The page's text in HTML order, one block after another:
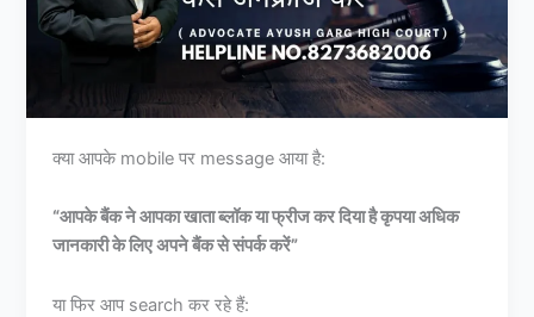
क्या आपके mobile पर message आया है:
“आपके बैंक ने आपका खाता ब्लॉक या फ्रीज कर दिया है कृपया अधिक
जानकारी के लिए अपने बैंक से संपर्क करें”
या फिर आप search कर रहे हैं: